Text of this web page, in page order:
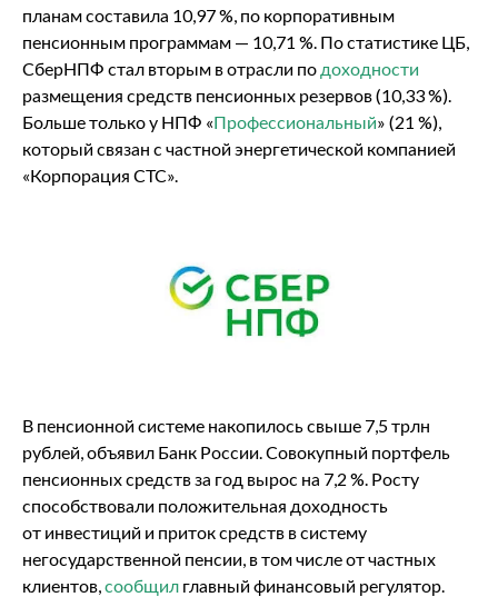
планам составила 10,97 %, по корпоративным
пенсионным программам — 10,71 %. По статистике ЦБ,
СберНПФ стал вторым в отрасли по доходности
размещения средств пенсионных резервов (10,33 %).
Больше только у НПФ «Профессиональный» (21 %),
который связан с частной энергетической компанией
«Корпорация СТС».
В пенсионной системе накопилось свыше 7,5 трлн
рублей, объявил Банк России. Совокупный портфель
пенсионных средств за год вырос на 7,2 %. Росту
способствовали положительная доходность
от инвестиций и приток средств в систему
негосударственной пенсии, в том числе от частных
клиентов,сообщил главный финансовый регулятор.